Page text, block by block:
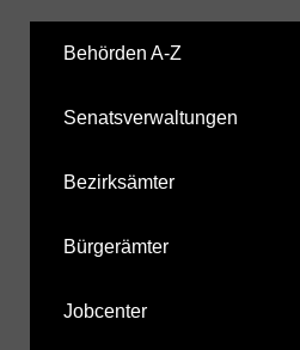
Behörden A-Z
Senatsverwaltungen
Bezirksämter
Bürgerämter
Jobcenter